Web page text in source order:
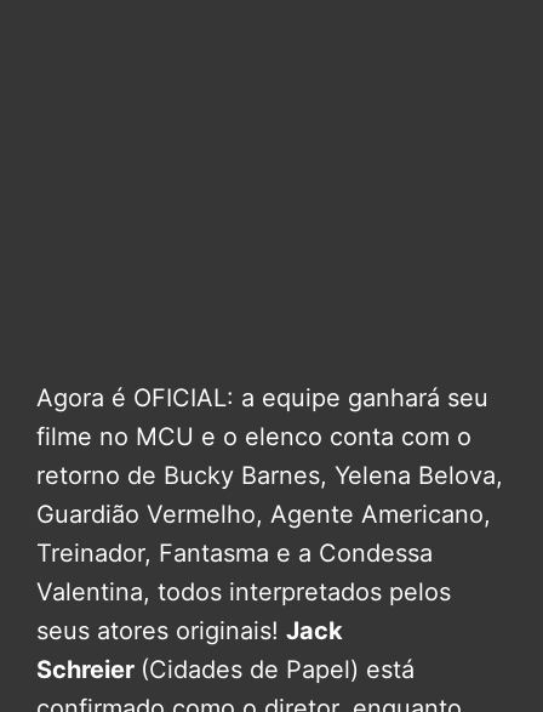
Agora é OFICIAL: a equipe ganhará seu
filme no MCU e o elenco conta com o
retorno de Bucky Barnes, Yelena Belova,
Guardião Vermelho, Agente Americano,
Treinador, Fantasma e a Condessa
Valentina, todos interpretados pelos
seus atores originais! Jack
Schreier (Cidades de Papel) está